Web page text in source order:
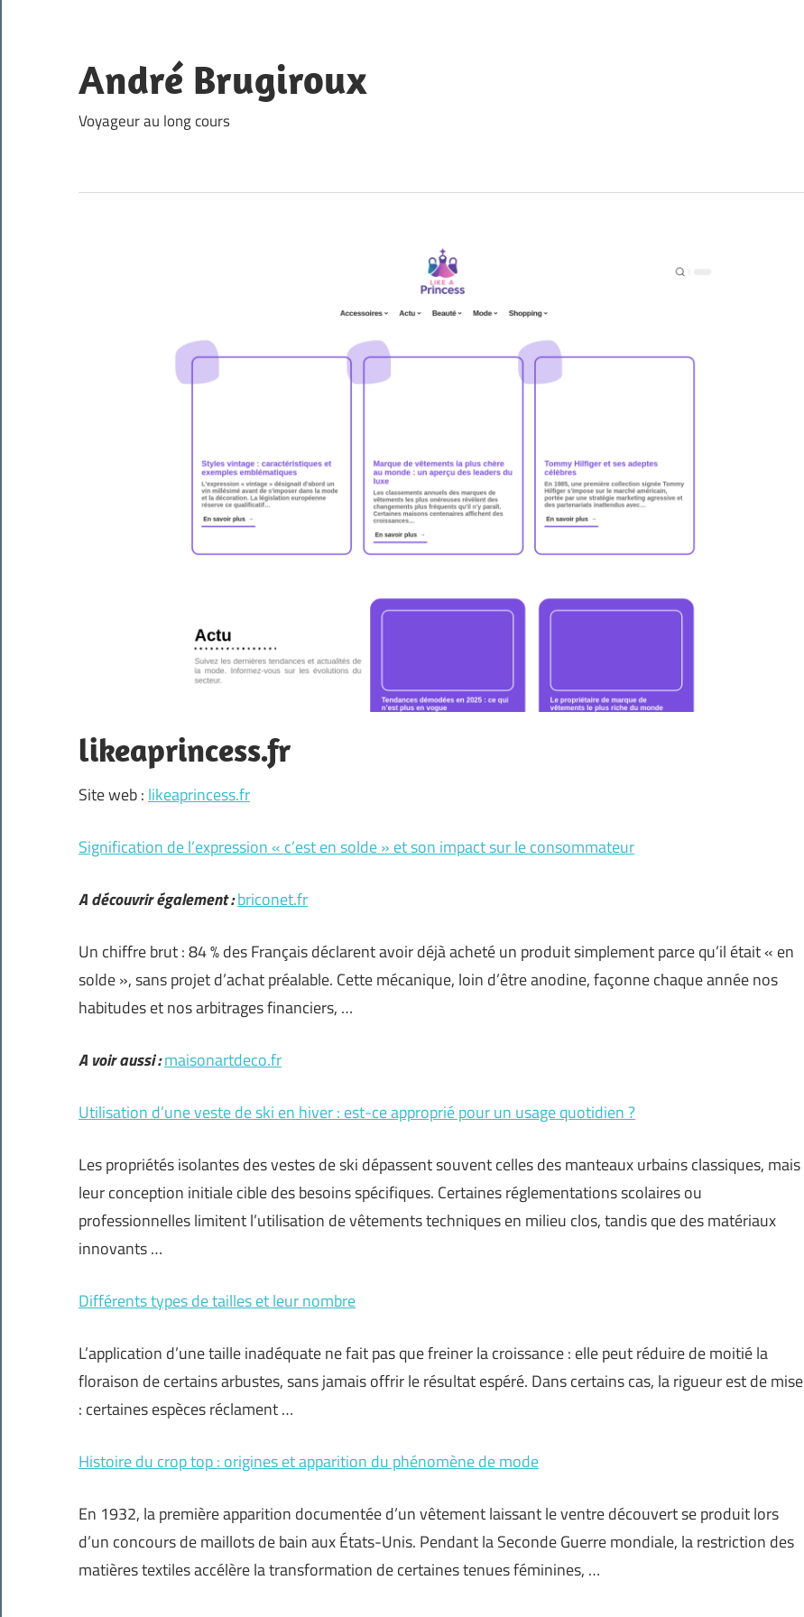
content
André Brugiroux
Voyageur au long cours
likeaprincess.fr
Site web : likeaprincess.fr
Signification de l’expression « c’est en solde » et son impact sur le consommateur
A découvrir également :briconet.fr
Un chiffre brut : 84 % des Français déclarent avoir déjà acheté un produit simplement parce qu’il était « en
solde », sans projet d’achat préalable. Cette mécanique, loin d’être anodine, façonne chaque année nos
habitudes et nos arbitrages financiers, …
A voir aussi :maisonartdeco.fr
Utilisation d’une veste de ski en hiver : est-ce approprié pour un usage quotidien ?
Les propriétés isolantes des vestes de ski dépassent souvent celles des manteaux urbains classiques, mais
leur conception initiale cible des besoins spécifiques. Certaines réglementations scolaires ou
professionnelles limitent l’utilisation de vêtements techniques en milieu clos, tandis que des matériaux
innovants …
Différents types de tailles et leur nombre
L’application d’une taille inadéquate ne fait pas que freiner la croissance : elle peut réduire de moitié la
floraison de certains arbustes, sans jamais offrir le résultat espéré. Dans certains cas, la rigueur est de mise
: certaines espèces réclament …
Histoire du crop top : origines et apparition du phénomène de mode
En 1932, la première apparition documentée d’un vêtement laissant le ventre découvert se produit lors
d’un concours de maillots de bain aux États-Unis. Pendant la Seconde Guerre mondiale, la restriction des
matières textiles accélère la transformation de certaines tenues féminines, …